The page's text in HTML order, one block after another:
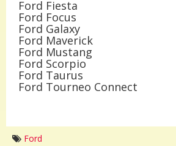
Ford Fiesta
Ford Focus
Ford Galaxy
Ford Maverick
Ford Mustang
Ford Scorpio
Ford Taurus
Ford Tourneo Connect
Ford